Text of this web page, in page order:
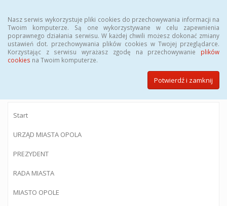
Nasz serwis wykorzystuje pliki cookies do przechowywania informacji na
Twoim komputerze. Są one wykorzystywane w celu zapewnienia
poprawnego działania serwisu. W każdej chwili możesz dokonać zmiany
ustawień dot. przechowywania plików cookies w Twojej przeglądarce.
Korzystając z serwisu wyrażasz zgodę na przechowywanie plików
cookies na Twoim komputerze.
Potwierdź i zamknij
BIULETYN INFORMACJI PUBLICZNEJ
Urzędu Miasta Opola
Start
URZĄD MIASTA OPOLA
PREZYDENT
RADA MIASTA
MIASTO OPOLE